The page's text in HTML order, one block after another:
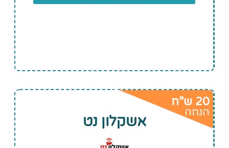
20 ש”ח
הנחה
אשקלון נט